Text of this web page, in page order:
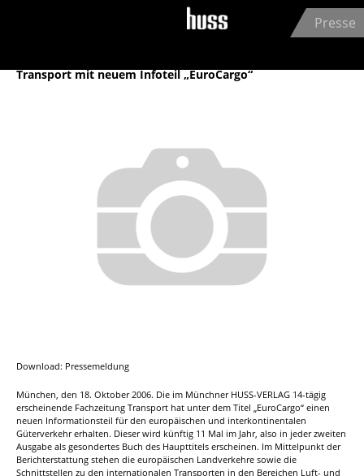
Jump to navigation
Presse
Transport mit neuem Infoteil „EuroCargo“
Download: Pressemeldung
München, den 18. Oktober 2006. Die im Münchner HUSS-VERLAG 14-tägig
erscheinende Fachzeitung Transport hat unter dem Titel „EuroCargo“ einen
neuen Informationsteil für den europäischen und interkontinentalen
Güterverkehr erhalten. Dieser wird künftig 11 Mal im Jahr, also in jeder zweiten
Ausgabe als gesondertes Buch des Haupttitels erscheinen. Im Mittelpunkt der
Berichterstattung stehen die europäischen Landverkehre sowie die
Schnittstellen zu den internationalen Transporten in den Bereichen Luft- und